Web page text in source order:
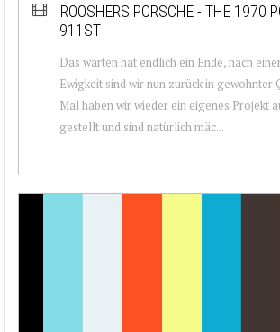
ROOSHERS PORSCHE - THE 1970
911ST
Das warten hat endlich ein Ende, nach
Ewigkeit sind wir nun zurück in gewohnter
Mal haben wir wieder ein eigenes Projekt
gestellt und sind natürlich mäc...